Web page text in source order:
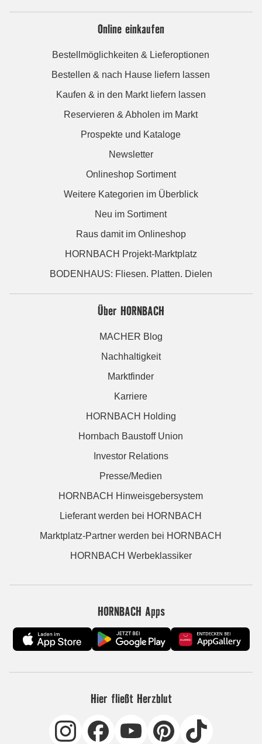
Online einkaufen
Bestellmöglichkeiten & Lieferoptionen
Bestellen & nach Hause liefern lassen
Kaufen & in den Markt liefern lassen
Reservieren & Abholen im Markt
Prospekte und Kataloge
Newsletter
Onlineshop Sortiment
Weitere Kategorien im Überblick
Neu im Sortiment
Raus damit im Onlineshop
HORNBACH Projekt-Marktplatz
BODENHAUS: Fliesen. Platten. Dielen
Über HORNBACH
MACHER Blog
Nachhaltigkeit
Marktfinder
Karriere
HORNBACH Holding
Hornbach Baustoff Union
Investor Relations
Presse/Medien
HORNBACH Hinweisgebersystem
Lieferant werden bei HORNBACH
Marktplatz-Partner werden bei HORNBACH
HORNBACH Werbeklassiker
HORNBACH Apps
Hier fließt Herzblut